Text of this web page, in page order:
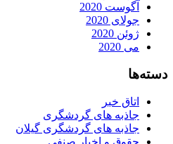
آگوست 2020
جولای 2020
ژوئن 2020
می 2020
دسته‌ها
اتاق خبر
جاذبه های گردشگری
جاذبه های گردشگری گیلان